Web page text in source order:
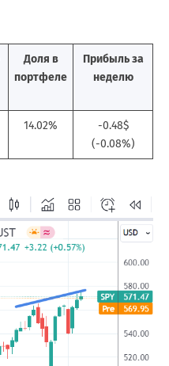
Доля в
портфеле
Прибыль за
неделю
14.02%
-0.48$
(-0.08%)